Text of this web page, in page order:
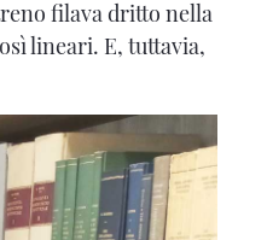
filava dritto nella
lineari. E, tuttavia,